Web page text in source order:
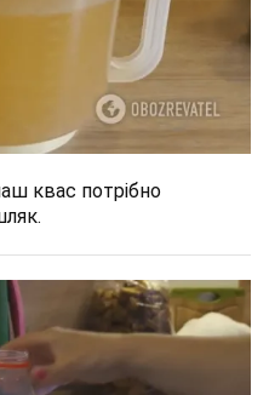
квас потрібно